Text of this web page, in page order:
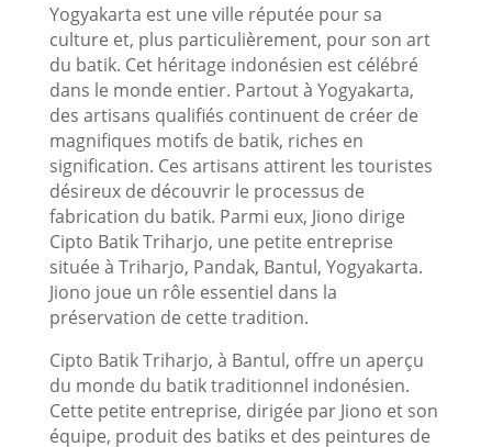
Yogyakarta est une ville réputée pour sa
culture et, plus particulièrement, pour son art
du batik. Cet héritage indonésien est célébré
dans le monde entier. Partout à Yogyakarta,
des artisans qualifiés continuent de créer de
magnifiques motifs de batik, riches en
signification. Ces artisans attirent les touristes
désireux de découvrir le processus de
fabrication du batik. Parmi eux, Jiono dirige
Cipto Batik Triharjo, une petite entreprise
située à Triharjo, Pandak, Bantul, Yogyakarta.
Jiono joue un rôle essentiel dans la
préservation de cette tradition.
Cipto Batik Triharjo, à Bantul, offre un aperçu
du monde du batik traditionnel indonésien.
Cette petite entreprise, dirigée par Jiono et son
équipe, produit des batiks et des peintures de